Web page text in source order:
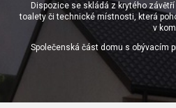
Dispozice se skládá z krytého
toalety či technické místnosti, která
v
Společenská část domu s obývacím